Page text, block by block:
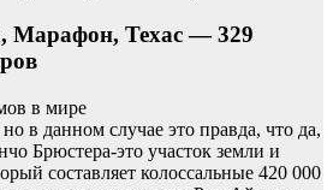
Марафон, Техас — 329
в данном случае это правда, что да,
Брюстера-это участок земли и
составляет колоссальные 420 000